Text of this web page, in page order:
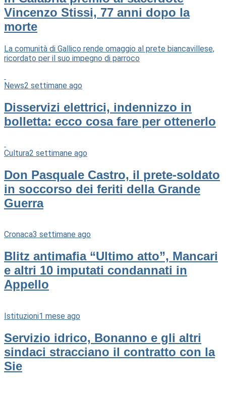
Vincenzo Stissi, 77 anni dopo la
morte
La comunità di Gallico rende omaggio al prete biancavillese,
ricordato per il suo impegno di parroco
News2 settimane ago
Disservizi elettrici, indennizzo in
bolletta: ecco cosa fare per ottenerlo
Cultura2 settimane ago
Don Pasquale Castro, il prete-soldato
in soccorso dei feriti della Grande
Guerra
Cronaca3 settimane ago
Blitz antimafia “Ultimo atto”, Mancari
e altri 10 imputati condannati in
Appello
Istituzioni1 mese ago
Servizio idrico, Bonanno e gli altri
sindaci stracciano il contratto con la
Sie